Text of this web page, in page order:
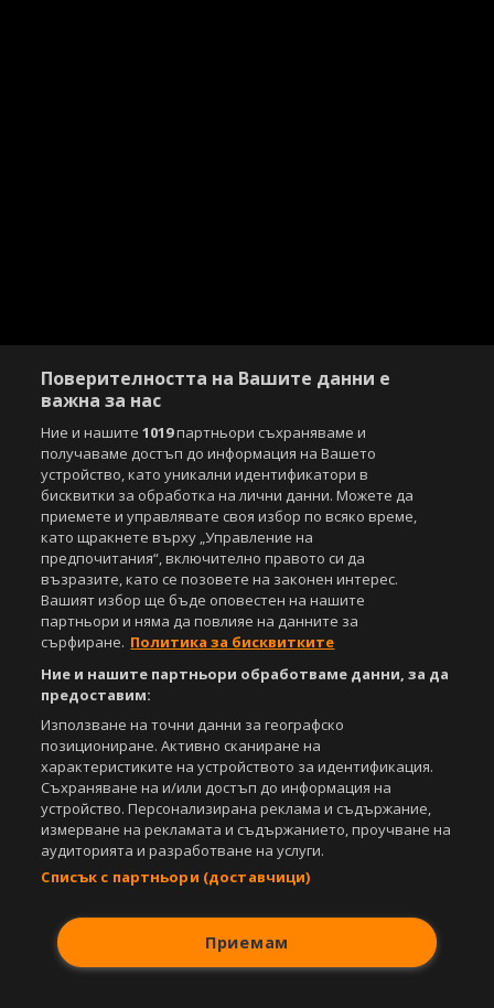
Copyright © 2007-2026 Агенция Спортал. Всички права запазени.
Този уебсайт е собственост наSportal Media Group
За нас Екип За рекламa
Общи условия
Етични правила на НСС
Лични данни
Управление на предпочитания
Съдържанието на този уеб сайт и технологиите, използвани в него, са
под закрила на Закона за авторското право и сродните му права.
Всички статии, репортажи, интервюта и други текстови, графични и
видео материали, публикувани в сайта, са собственост на Агенция
Спортал, освен ако изрично е посочено друго. Допуска се
публикуване на текстови материали само след писмено съгласие на
Агенция Спортал, посочване на източника и добавяне на линк към
www.sportal.bg. Използването на графични и видео материали,
публикувани в сайта, е строго забранено. Нарушителите ще бъдат
санкционирани с цялата строгост на закона.
Свали приложение за:
Powered by:
Поверителността на Вашите данни е
важна за нас
Ние и нашите1019партньори съхраняваме и
получаваме достъп до информация на Вашето
устройство, като уникални идентификатори в
бисквитки за обработка на лични данни. Можете да
приемете и управлявате своя избор по всяко време,
като щракнете върху „Управление на
предпочитания“, включително правото си да
възразите, като се позовете на законен интерес.
Вашият избор ще бъде оповестен на нашите
партньори и няма да повлияе на данните за
сърфиране. Политика за бисквитките
Ние и нашите партньори обработваме данни, за да
предоставим:
Използване на точни данни за географско
позициониране. Активно сканиране на
характеристиките на устройството за идентификация.
Съхраняване на и/или достъп до информация на
устройство. Персонализирана реклама и съдържание,
измерване на рекламата и съдържанието, проучване на
аудиторията и разработване на услуги.
Списък с партньори (доставчици)
Приемам